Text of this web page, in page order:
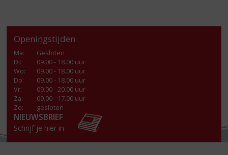
Openingstijden
Ma:
Gesloten
Di:
09.00 - 18.00 uur
Wo:
09.00 - 18.00 uur
Do:
09.00 - 18.00 uur
Vr:
09.00 - 20.00 uur
Za:
09.00 - 17.00 uur
Zo:
gesloten
NIEUWSBRIEF
Schrijf je hier in